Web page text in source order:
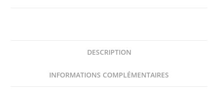
DESCRIPTION
INFORMATIONS COMPLÉMENTAIRES